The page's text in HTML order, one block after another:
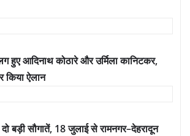
हुए आदिनाथ कोठारे और उर्मिला कानिटकर,
किया ऐलान
बड़ी सौगातें, 18 जुलाई से रामनगर–देहरादून